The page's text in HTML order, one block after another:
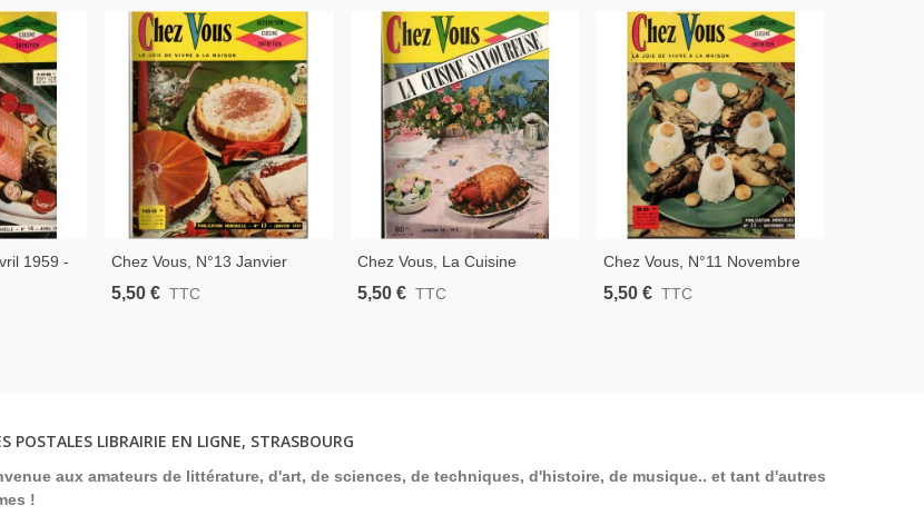
1959 -
Chez Vous, N°13 Janvier
1959 - Recettes De Cuisine
5,50 € TTC
Chez Vous, La Cuisine
Savoureuse N°2 Janvier 1958
5,50 € TTC
Chez Vous, N°11 Novembre
1958 - Recettes De Cuisine,
5,50 € TTC
POSTALES LIBRAIRIE EN LIGNE, STRASBOURG
aux amateurs de littérature, d'art, de sciences, de techniques, d'histoire, de musique.. et tant d'autres
!